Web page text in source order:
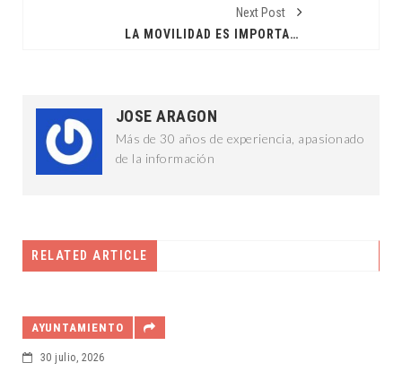
Next Post
LA MOVILIDAD ES IMPORTANTE:CPL
JOSE ARAGON
Más de 30 años de experiencia, apasionado
de la información
RELATED ARTICLE
AYUNTAMIENTO
30 julio, 2026